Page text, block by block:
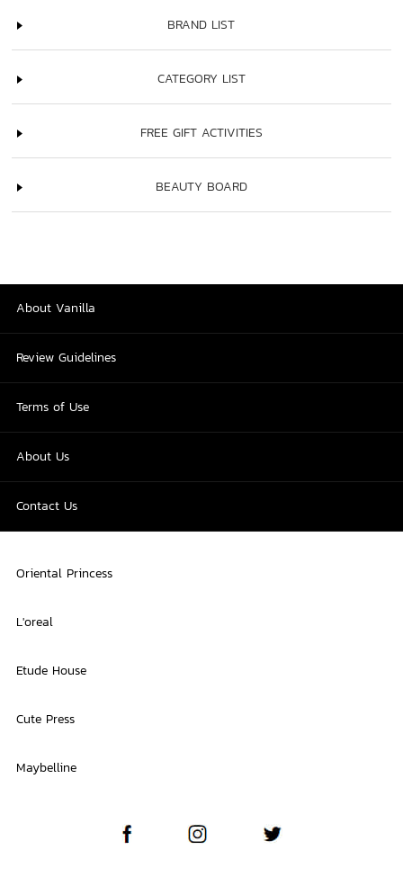
BRAND LIST
CATEGORY LIST
FREE GIFT ACTIVITIES
BEAUTY BOARD
About Vanilla
Review Guidelines
Terms of Use
About Us
Contact Us
Oriental Princess
L'oreal
Etude House
Cute Press
Maybelline